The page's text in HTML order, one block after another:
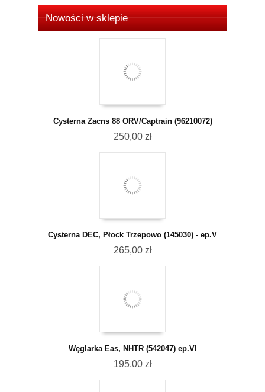
Nowości w sklepie
Cysterna Zacns 88 ORV/Captrain (96210072)
250,00 zł
Cysterna DEC, Płock Trzepowo (145030) - ep.V
265,00 zł
Węglarka Eas, NHTR (542047) ep.VI
195,00 zł